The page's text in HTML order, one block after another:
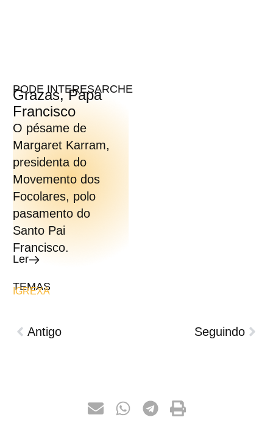
PODE INTERESARCHE
Grazas, Papa
Francisco
O pésame de
Margaret Karram,
presidenta do
Movemento dos
Focolares, polo
pasamento do
Santo Pai
Francisco.
Ler
TEMAS
IGREXA
Antigo Seguindo